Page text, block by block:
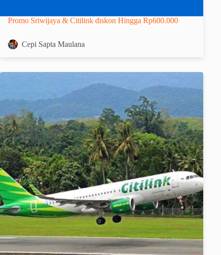
Promo Sriwijaya & Citilink diskon Hingga Rp600.000
Cepi Sapta Maulana